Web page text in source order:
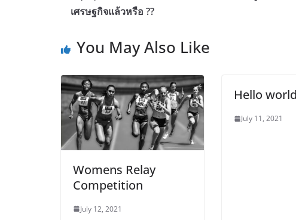
เศรษฐกิจแล้วหรือ ??
You May Also Like
Womens Relay
Competition
July 12, 2021
Hello
July 11, 2021